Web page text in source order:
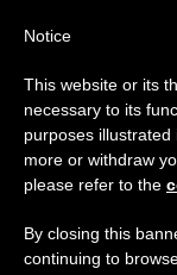
DÍA
Aviso
Del 27 de
anual,
se generan
Notice
This website or its
necessary to its
purposes
more or withdraw
please refer to the
By closing this
continuing to